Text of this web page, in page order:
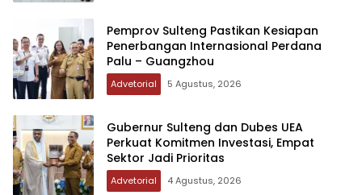
Pemprov Sulteng Pastikan Kesiapan
Penerbangan Internasional Perdana
Palu – Guangzhou
Advetorial 5 Agustus, 2026
Gubernur Sulteng dan Dubes UEA
Perkuat Komitmen Investasi, Empat
Sektor Jadi Prioritas
Advetorial 4 Agustus, 2026